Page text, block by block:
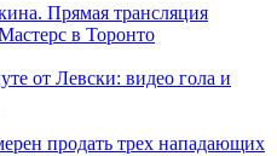
Прямая трансляция
в Торонто
от Левски: видео гола и
продать трех нападающих